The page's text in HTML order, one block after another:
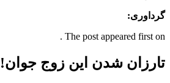
گرداوری:
The post appeared first on .
تارزان شدن این زوج جوان!